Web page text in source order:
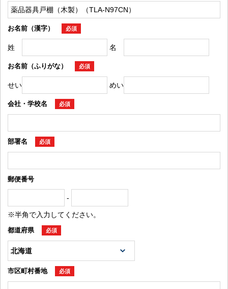
お名前（漢字） 必須
姓 名
お名前（ふりがな） 必須
せい めい
会社・学校名 必須
部署名 必須
郵便番号
-
※半角で入力してください。
都道府県 必須
市区町村番地 必須